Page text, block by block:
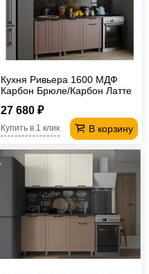
Кухня Ривьера 1600 МДФ
Карбон Брюле/Карбон Латте
27 680 ₽
В корзину
Купить в 1 клик